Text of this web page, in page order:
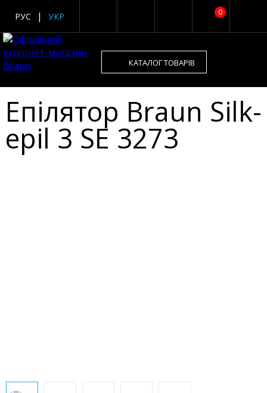
0
РУС УКР
КАТАЛОГ ТОВАРІВ
Епілятор Braun Silk-
epil 3 SE 3273